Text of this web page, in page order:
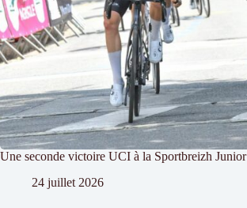
Une seconde victoire UCI à la Sportbreizh Junior
24 juillet 2026